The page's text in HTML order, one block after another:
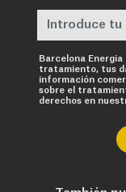
Barcelona
tratamiento, tus
información
sobre el
derechos en